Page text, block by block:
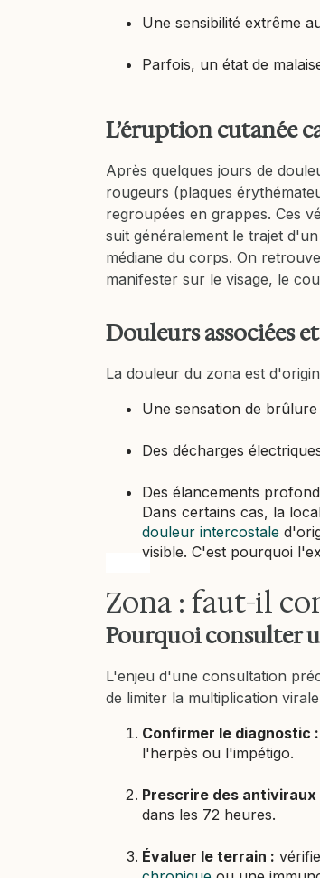
trigger
Une sensibilité extrême
Parfois, un état de
L’éruption cutanée
Après quelques jours de
rougeurs (plaques
regroupées en grappes. Ces
suit généralement le trajet
médiane du corps. On
manifester sur le visage, le
Douleurs associées
La douleur du zona est
Une sensation de
Des décharges
Des élancements
Dans certains cas, la
douleur intercostale
visible. C'est pourquoi
Zona : faut-il
Pourquoi consulter
L'enjeu d'une consultation
de limiter la multiplication
Confirmer le diagnostic :
l'herpès ou l'impétigo.
Prescrire des antiviraux
dans les 72 heures.
Évaluer le terrain :